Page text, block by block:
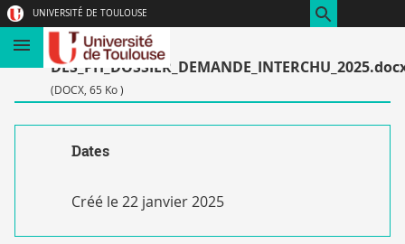
au
directs
UNIVERSITÉ DE TOULOUSE
1-
(DOCX, 65 Ko )
Dates
Créé le22 janvier 2025